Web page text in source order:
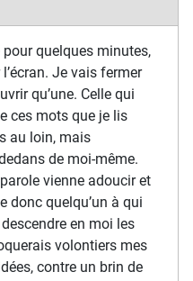
pour quelques minutes,
Je vais fermer
qu’une. Celle qui
ces mots que je lis
au loin, mais
de moi-même.
vienne adoucir et
donc quelqu’un à qui
en moi les
volontiers mes
contre un brin de